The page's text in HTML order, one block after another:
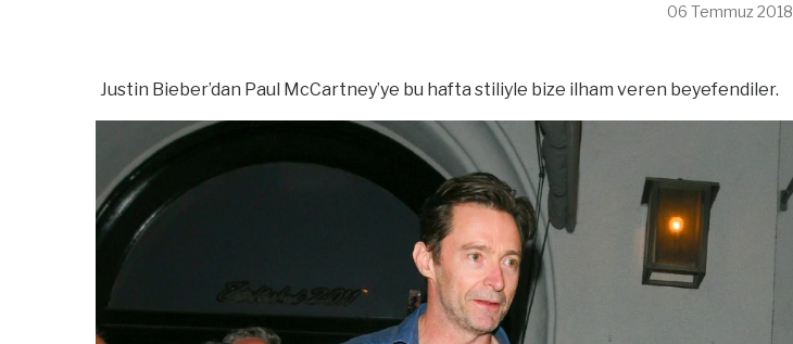
06 Temmuz 2018
Justin Bieber’dan Paul McCartney’ye bu hafta stiliyle bize ilham veren beyefendiler.